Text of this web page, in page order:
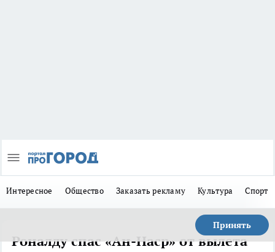
Интересное Общество Заказать рекламу Культура Спорт
Принять
Роналду спас «Ан-Наср» от вылета